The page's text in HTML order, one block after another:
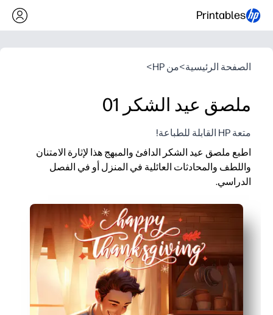
Printables
الصفحة الرئيسية>من HP >
ملصق عيد الشكر 01
متعة HP القابلة للطباعة!
اطبع ملصق عيد الشكر الدافئ والمبهج هذا لإثارة الامتنان
واللطف والمحادثات العائلية في المنزل أو في الفصل
الدراسي.
بدون إعداد مسبق - ما عليك سوى الطباعة والعرض للحصول
يجذب الرسم التوضيحي العائلي الودود الأطفال ويضفي طابعًا
بداية محادثة مدمجة - ملاحظات شكر سريعة أو إدخالات دفتر
يُطبع على ورق عادي - يُعلق على الأبواب أو لوحات الإعلانات أو